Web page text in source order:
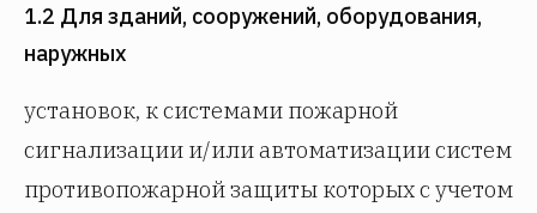
1.2 Для зданий, сооружений, оборудования,
наружных
установок, к системами пожарной
сигнализации и/или автоматизации систем
противопожарной защиты которых с учетом